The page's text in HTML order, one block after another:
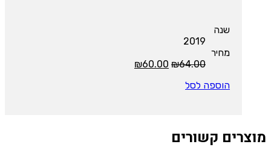
שנה
2019
מחיר
₪64.00
המחיר ₪60.00
הוספה לסל
מוצרים קשורים